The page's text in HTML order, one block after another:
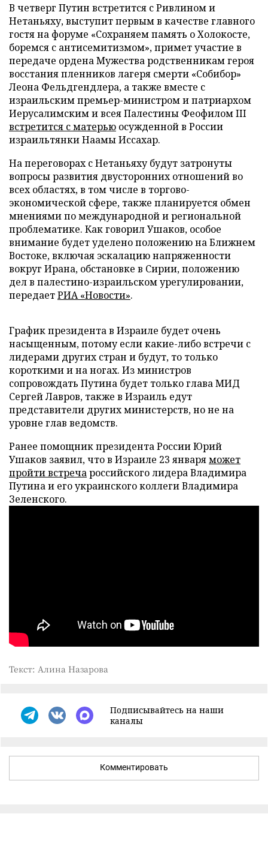
В четверг Путин встретится с Ривлином и
Нетаньяху, выступит первым в качестве главного
гостя на форуме «Сохраняем память о Холокосте,
боремся с антисемитизмом», примет участие в
передаче ордена Мужества родственникам героя
восстания пленников лагеря смерти «Собибор»
Леона Фельдгендлера, а также вместе с
израильским премьер-министром и патриархом
Иерусалимским и всея Палестины Феофилом III
встретится с матерью осужденной в России
израильтянки Наамы Иссахар.
На переговорах с Нетаньяху будут затронуты
вопросы развития двусторонних отношений во
всех областях, в том числе в торгово-
экономической сфере, также планируется обмен
мнениями по международной и региональной
проблематике. Как говорил Ушаков, особое
внимание будет уделено положению на Ближнем
Востоке, включая эскалацию напряженности
вокруг Ирана, обстановке в Сирии, положению
дел в палестино-израильском урегулировании,
передаетРИА «Новости».
График президента в Израиле будет очень
насыщенным, потому если какие-либо встречи с
лидерами других стран и будут, то только
короткими и на ногах. Из министров
сопровождать Путина будет только глава МИД
Сергей Лавров, также в Израиль едут
представители других министерств, но не на
уровне глав ведомств.
Ранее помощник президента России Юрий
Ушаков заявил, что в Израиле 23 январяможет
пройти встречароссийского лидера Владимира
Путина и его украинского коллеги Владимира
Зеленского.
Текст: Алина Назарова
Подписывайтесь на наши
каналы
Комментировать